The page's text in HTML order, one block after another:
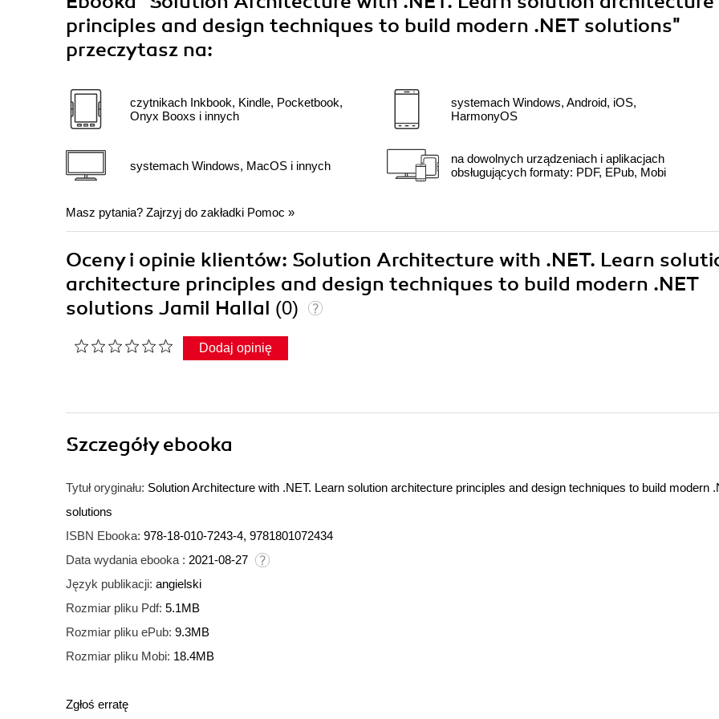
principles and design techniques to build modern .NET solutions"
przeczytasz na:
czytnikach Inkbook, Kindle, Pocketbook,
Onyx Booxs i innych
systemach Windows, MacOS i innych
systemach Windows, Android, iOS,
HarmonyOS
na dowolnych urządzeniach i aplikacjach
obsługujących formaty: PDF, EPub, Mobi
Masz pytania? Zajrzyj do zakładki Pomoc »
Oceny i opinie klientów: Solution Architecture with .NET. Learn
architecture principles and design techniques to build modern .NET
solutions Jamil Hallal (0)
Dodaj opinię
Szczegółyebooka
Tytuł oryginału: Solution Architecture with .NET. Learn solution architecture principles and design techniques to build modern
solutions
ISBN Ebooka: 978-18-010-7243-4, 9781801072434
Data wydania ebooka : 2021-08-27
Język publikacji: angielski
Rozmiar pliku Pdf: 5.1MB
Rozmiar pliku ePub: 9.3MB
Rozmiar pliku Mobi: 18.4MB
Zgłoś erratę